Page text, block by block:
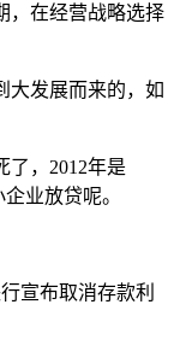
，在经营战略选择
大发展而来的，如
了，2012年是
业放贷呢。
宣布取消存款利